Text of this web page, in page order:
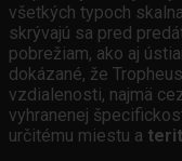
všetkých typoch
skrývajú sa pred
pobrežiam, ako aj
dokázané, že
vzdialenosti, najmä
vyhranenej
určitému miestu a